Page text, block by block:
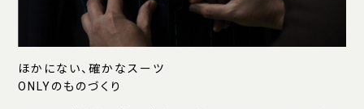
ほかにない、確かなスーツ
ONLYのものづくり